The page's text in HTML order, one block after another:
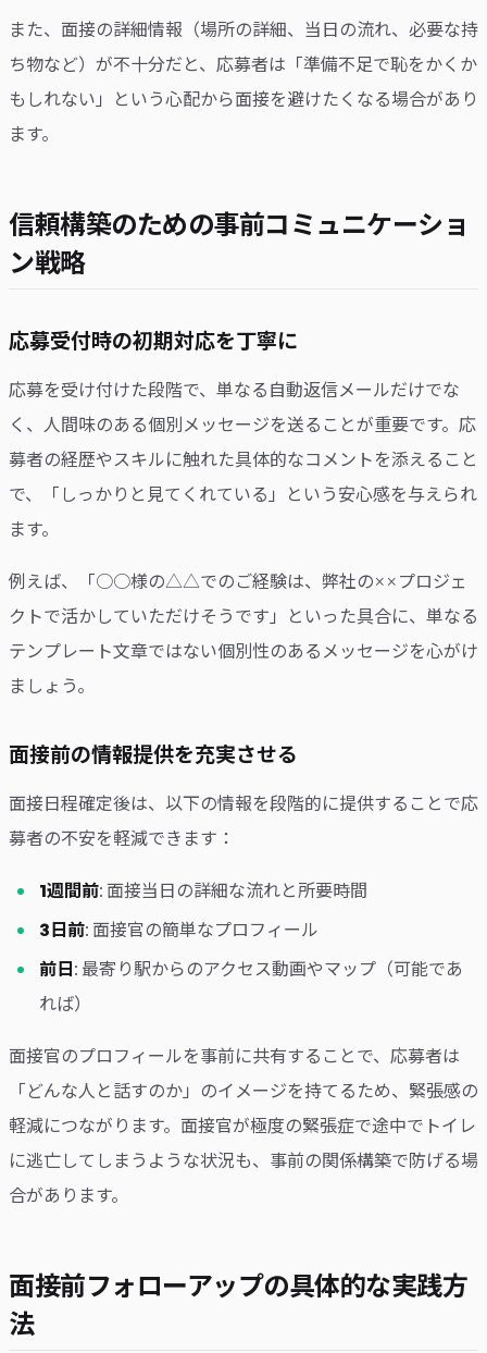
また、面接の詳細情報（場所の詳細、当日の流れ、必要な持
ち物など）が不十分だと、応募者は「準備不足で恥をかくか
もしれない」という心配から面接を避けたくなる場合があり
ます。
信頼構築のための事前コミュニケーショ
ン戦略
応募受付時の初期対応を丁寧に
応募を受け付けた段階で、単なる自動返信メールだけでな
く、人間味のある個別メッセージを送ることが重要です。応
募者の経歴やスキルに触れた具体的なコメントを添えること
で、「しっかりと見てくれている」という安心感を与えられ
ます。
例えば、「○○様の△△でのご経験は、弊社の××プロジェ
クトで活かしていただけそうです」といった具合に、単なる
テンプレート文章ではない個別性のあるメッセージを心がけ
ましょう。
面接前の情報提供を充実させる
面接日程確定後は、以下の情報を段階的に提供することで応
募者の不安を軽減できます：
1週間前: 面接当日の詳細な流れと所要時間
3日前: 面接官の簡単なプロフィール
前日: 最寄り駅からのアクセス動画やマップ（可能であ
れば）
面接官のプロフィールを事前に共有することで、応募者は
「どんな人と話すのか」のイメージを持てるため、緊張感の
軽減につながります。面接官が極度の緊張症で途中でトイレ
に逃亡してしまうような状況も、事前の関係構築で防げる場
合があります。
面接前フォローアップの具体的な実践方
法